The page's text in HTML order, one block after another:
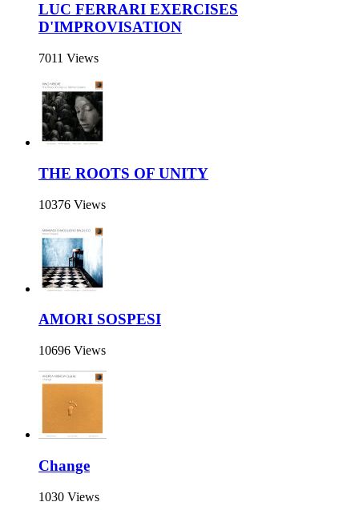
LUC FERRARI EXERCISES
D'IMPROVISATION
7011 Views
THE ROOTS OF UNITY
10376 Views
AMORI SOSPESI
10696 Views
Change
1030 Views